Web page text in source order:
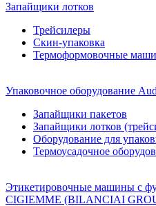
Запайщики лотков
Трейсилеры
Скин-упаковка
Термоформовочные
Упаковочное оборудование
Запайщики пакетов
Запайщики лотков
Оборудование для
Термоусадочное
Этикетировочные машины с
CIGIEMME (BILANCIAI